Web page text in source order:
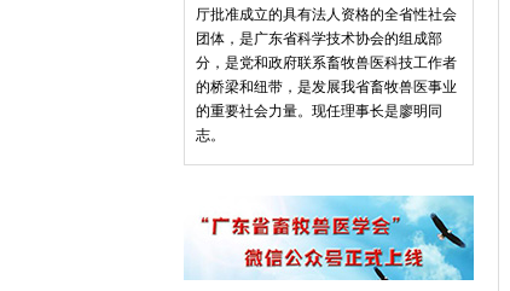
厅批准成立的具有法人资格的全省性社会
团体，是广东省科学技术协会的组成部
分，是党和政府联系畜牧兽医科技工作者
的桥梁和纽带，是发展我省畜牧兽医事业
的重要社会力量。现任理事长是廖明同
志。